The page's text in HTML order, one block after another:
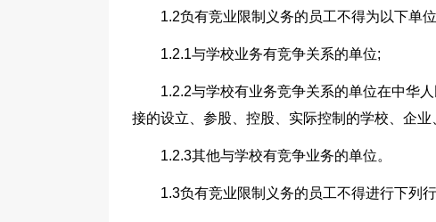
1.2负有竞业限制义务的员工不得为以下单
1.2.1与学校业务有竞争关系的单位;
1.2.2与学校有业务竞争关系的单位在中华
接的设立、参股、控股、实际控制的学校、企
1.2.3其他与学校有竞争业务的单位。
1.3负有竞业限制义务的员工不得进行下列行